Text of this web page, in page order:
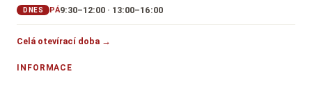
DNES PÁ9:30–12:00 · 13:00–16:00
Celá otevírací doba →
INFORMACE